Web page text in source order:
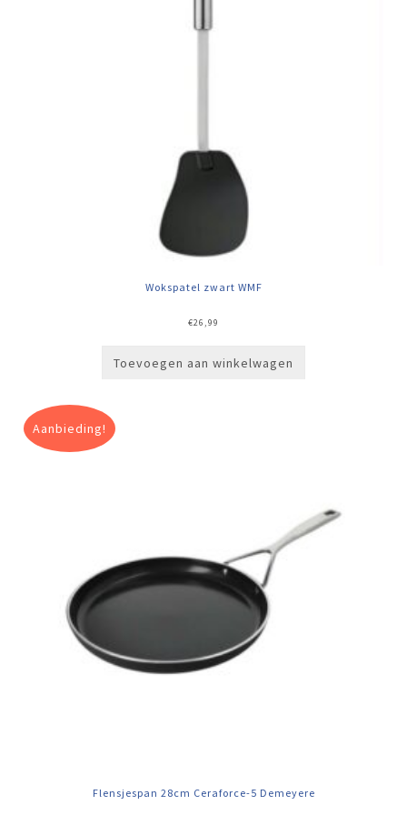
Wokspatel zwart WMF
€26,99
Toevoegen aan winkelwagen
Aanbieding!
Flensjespan 28cm Ceraforce-5 Demeyere